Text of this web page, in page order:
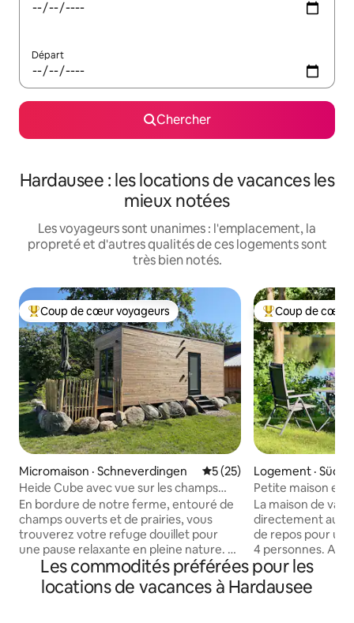
Départ
Chercher
Hardausee : les locations de vacances les
mieux notées
Les voyageurs sont unanimes : l'emplacement, la
propreté et d'autres qualités de ces logements sont
très bien notés.
Coup de cœur voyageurs parmi les plus aimés
Coup de cœur voyageurs
Micromaison · Schneverdingen Note moyenne de 5 sur 5,
5 (25)
Heide Cube avec vue sur les champs
dans la lande de Lunebourg
En bordure de notre ferme, entouré de
champs ouverts et de prairies, vous
trouverez votre refuge douillet pour
une pause relaxante en pleine nature. En
été, les veaux paissent à proximité
tandis que les abeilles bourdonnent dans
la prairie de fleurs sauvages de l'autre
Coup de cœur
Coup de cœur
Logement ·
Petite maison en
dans la lande de
La maison de
directement au
de repos pour un
4 personnes. Au
trouvent la
salle de bain
ainsi que le salon
Les commodités préférées pour les
locations de vacances à Hardausee